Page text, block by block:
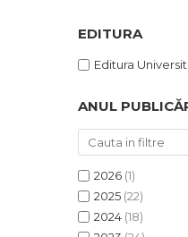
EDITURA
Editura
ANUL
2026 (1)
2025 (22)
2024 (18)